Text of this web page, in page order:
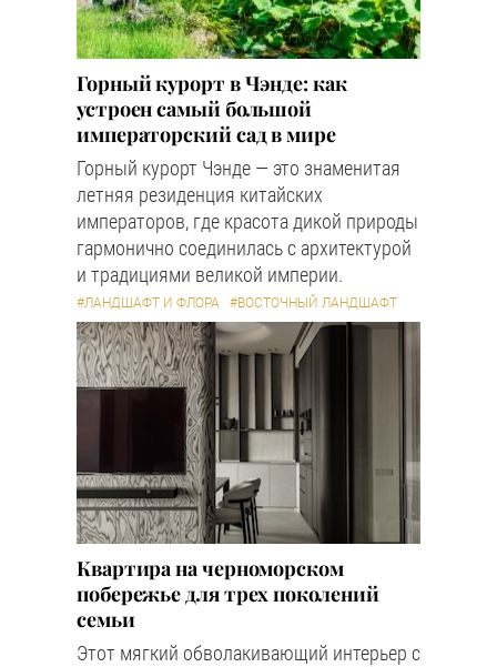
Горный курорт в Чэнде: как
устроен самый большой
императорский сад в мире
Горный курорт Чэнде — это знаменитая
летняя резиденция китайских
императоров, где красота дикой природы
гармонично соединилась с архитектурой
и традициями великой империи.
#ЛАНДШАФТ И ФЛОРА #ВОСТОЧНЫЙ ЛАНДШАФТ
Квартира на черноморском
побережье для трех поколений
семьи
Этот мягкий обволакивающий интерьер с